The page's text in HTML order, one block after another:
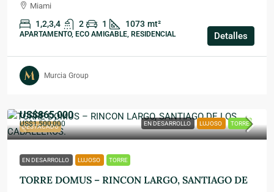
Miami
1,2,3,4 2 1 1073 mt²
APARTAMENTO, ECO AMIGABLE, RESIDENCIAL Detalles
Murcia Group
DESTACADO EN DESARROLLO LUJOSO TORRE
US$865,000
US$1,500,000
EN DESARROLLO LUJOSO TORRE
TORRE DOMUS – RINCON LARGO, SANTIAGO DE